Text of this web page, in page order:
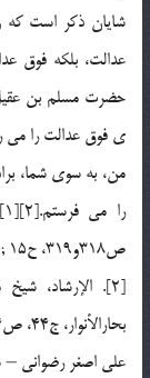
شايان ذكر است كه
عدالت، بلكه فوق
حضرت مسلم بن عقيل
ى فوق عدالت را
من، به سوى شما،
ص318و319، ح15 ; وسائل الشيعة، ج1، ص38، ح61 .
بحارالأنوار، ج44، ص334 .
علی اصغر